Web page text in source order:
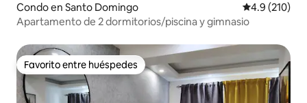
Condo en Santo Domingo Calificación
4.9 (210)
Apartamento de 2 dormitorios/piscina y gimnasio
Favorito entre huéspedes
Favorito entre huéspedes